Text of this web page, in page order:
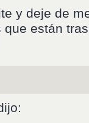
y deje de
están